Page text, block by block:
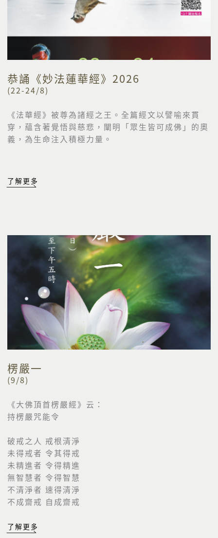
恭誦《妙法蓮華經》2026
(22-24/8)
《法華經》被尊為諸經之王。全篇經文以譬喻來貫
穿， 蘊含著覺悟與慈悲，闡明「眾生皆可成佛」的奧
義， 為生命注入積極力量。
了解更多
楞嚴一
(9/8)
《大佛頂首楞嚴經》云：
持楞嚴咒能令
破戒之人 戒根清淨
未得戒者 令其得戒
未精進者 令得精進
無智慧者 令得智慧
不清淨者 速得清淨
不成齋戒 自成齋戒
了解更多